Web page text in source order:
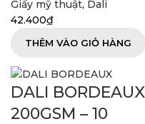
Giấy mỹ thuật, Dali
42.400₫
THÊM VÀO GIỎ HÀNG
DALI BORDEAUX
200GSM – 10